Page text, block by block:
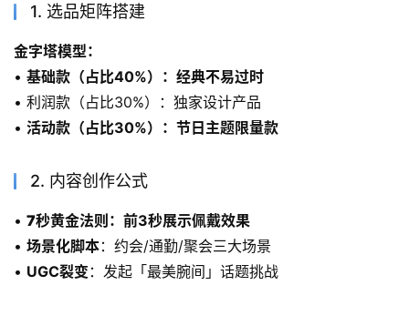
1. 选品矩阵搭建
金字塔模型：
• 基础款（占比40%）：经典不易过时
• 利润款（占比30%）：独家设计产品
• 活动款（占比30%）：节日主题限量款
2. 内容创作公式
• 7秒黄金法则：前3秒展示佩戴效果
• 场景化脚本：约会/通勤/聚会三大场景
• UGC裂变 ：发起「最美腕间」话题挑战